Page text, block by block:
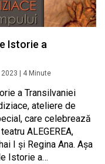
Istorie a
4 Minute
a Transilvaniei
ateliere de
care celebrează
ALEGEREA,
I și Regina Ana. Așa
Istorie a…